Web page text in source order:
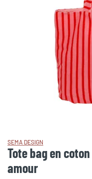
Zoomer sur l'image
SEMA DESIGN
Tote bag en
amour